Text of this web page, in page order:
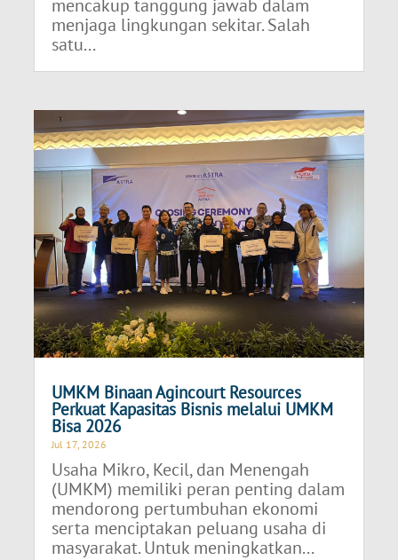
mencakup tanggung jawab dalam
menjaga lingkungan sekitar. Salah
satu...
UMKM Binaan Agincourt Resources
Perkuat Kapasitas Bisnis melalui UMKM
Bisa 2026
Jul 17, 2026
Usaha Mikro, Kecil, dan Menengah
(UMKM) memiliki peran penting dalam
mendorong pertumbuhan ekonomi
serta menciptakan peluang usaha di
masyarakat. Untuk meningkatkan...